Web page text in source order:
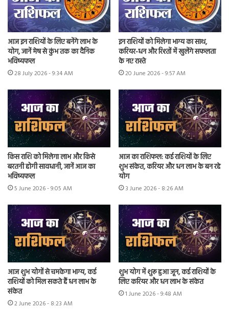
आज इन राशियों के लिए बनेंगे लाभ के
योग, जानें मेष से कुंभ तक का दैनिक
भविष्यफल
28 July 2026 - 9:34 AM
इन राशियों को मिलेगा भाग्य का साथ,
करियर-धन और रिश्तों में खुलेंगे सफलता
के नए रास्ते
20 June 2026 - 9:57 AM
किस राशि को मिलेगा लाभ और किसे
बरतनी होगी सावधानी, जानें आज का
भविष्यफल
5 June 2026 - 9:05 AM
आज का राशिफल: कई राशियों के लिए
शुभ संकेत, करियर और धन लाभ के बन रहे
योग
3 June 2026 - 8:26 AM
आज शुभ योगों से चमकेगा भाग्य, कई
राशियों को मिल सकते हैं धन लाभ के
संकेत
2 June 2026 - 8:23 AM
शुभ योग में शुरू हुआ जून, कई राशियों के
लिए करियर और धन लाभ के संकेत
1 June 2026 - 9:48 AM